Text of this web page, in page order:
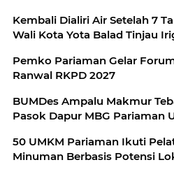
Kembali Dialiri Air Setelah 7
Wali Kota Yota Balad Tinjau
Pemko Pariaman Gelar
Ranwal RKPD 2027
BUMDes Ampalu Makmur
Pasok Dapur MBG Pariaman
50 UMKM Pariaman Ikuti
Minuman Berbasis Potensi